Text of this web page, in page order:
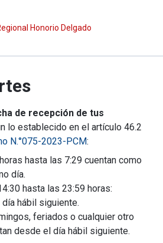
Honorio Delgado
de recepción de tus
lo establecido en el artículo 46.2
N.°075-2023-PCM:
hasta las 7:29 cuentan como
día.
hasta las 23:59 horas:
hábil siguiente.
feriados o cualquier otro
desde el día hábil siguiente.